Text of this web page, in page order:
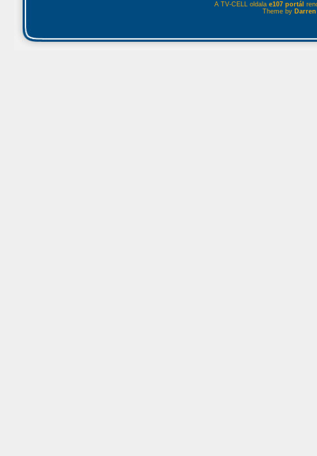
A TV-CELL oldala e107 portál
Theme by